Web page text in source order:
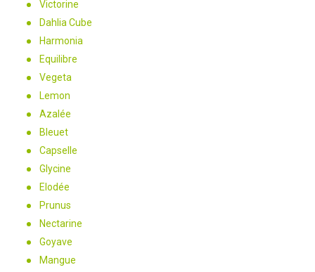
Victorine
Dahlia Cube
Harmonia
Equilibre
Vegeta
Lemon
Azalée
Bleuet
Capselle
Glycine
Elodée
Prunus
Nectarine
Goyave
Mangue